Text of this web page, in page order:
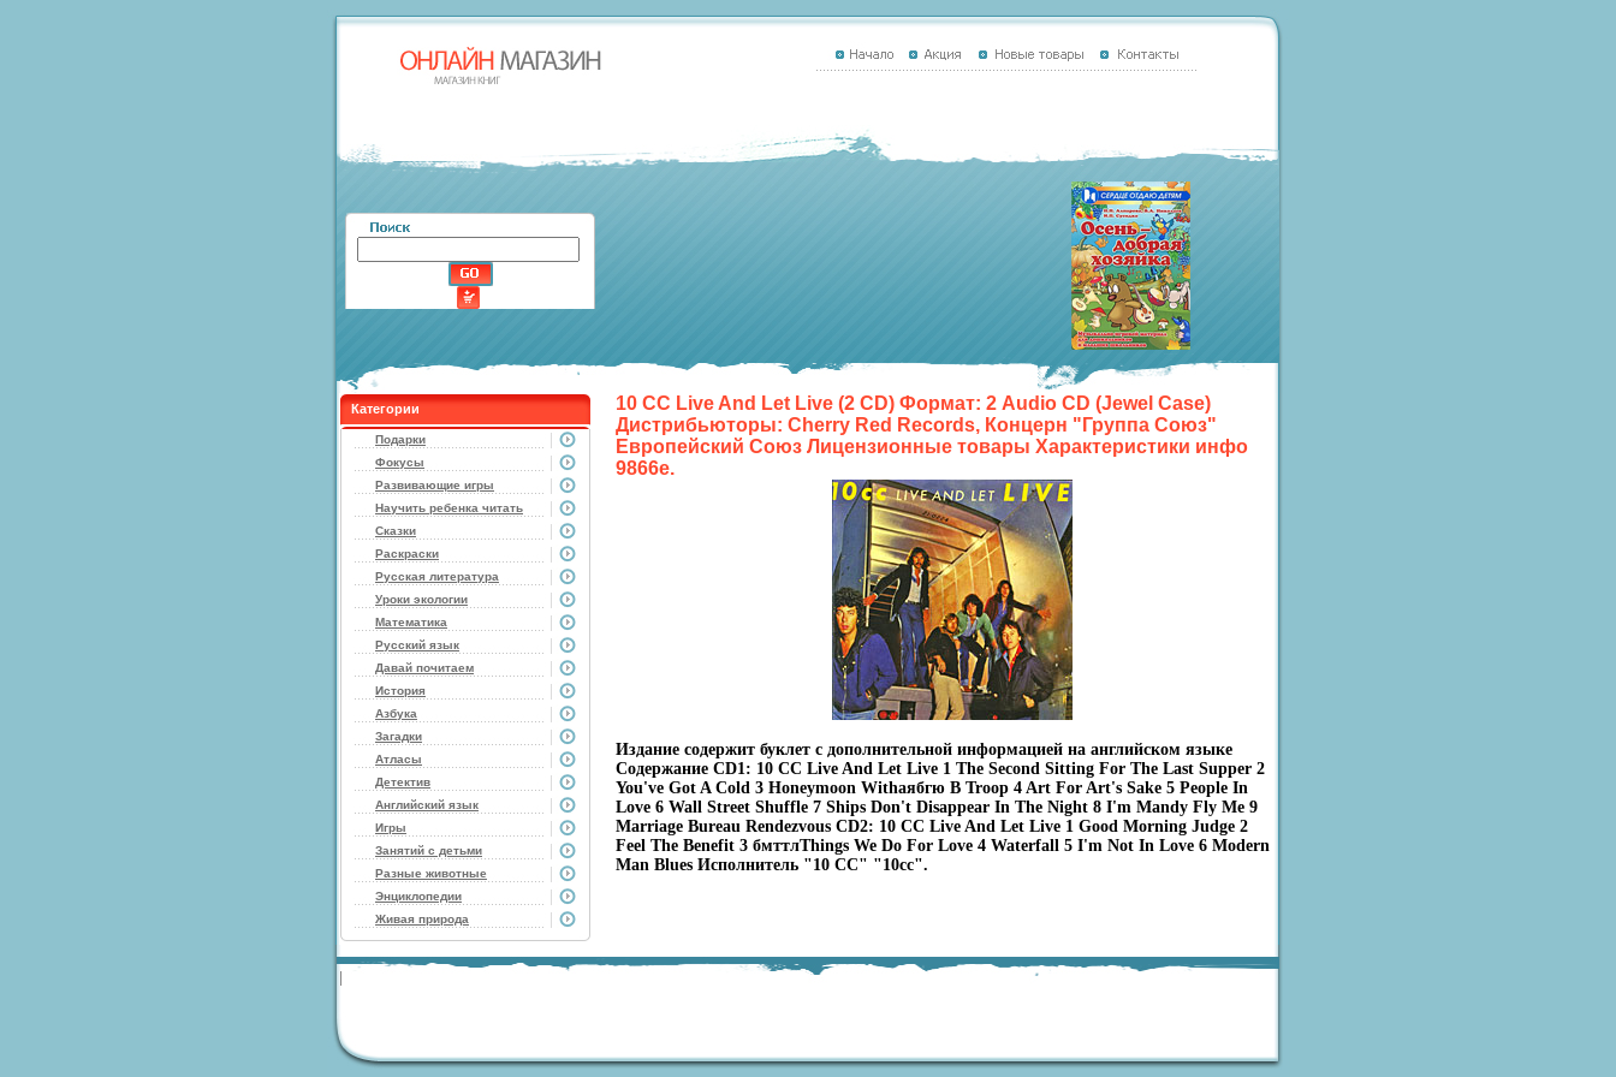
Категории
Подарки
Фокусы
Развивающие игры
Научить ребенка читать
Сказки
Раскраски
Русская литература
Уроки экологии
Математика
Русский язык
Давай почитаем
История
Азбука
Загадки
Атласы
Детектив
Английский язык
Игры
Занятий с детьми
Разные животные
Энциклопедии
Живая природа
10 CC Live And Let Live (2 CD) Формат: 2 Audio CD (Jewel Case)
Дистрибьюторы: Cherry Red Records, Концерн "Группа Союз"
Европейский Союз Лицензионные товары Характеристики инфо
9866e.
Издание содержит буклет с дополнительной информацией на английском языке
Содержание CD1: 10 CC Live And Let Live 1 The Second Sitting For The Last Supper 2
You've Got A Cold 3 Honeymoon Withаябгю B Troop 4 Art For Art's Sake 5 People In
Love 6 Wall Street Shuffle 7 Ships Don't Disappear In The Night 8 I'm Mandy Fly Me 9
Marriage Bureau Rendezvous CD2: 10 CC Live And Let Live 1 Good Morning Judge 2
Feel The Benefit 3 бмттлThings We Do For Love 4 Waterfall 5 I'm Not In Love 6 Modern
Man Blues Исполнитель "10 CC" "10cc".